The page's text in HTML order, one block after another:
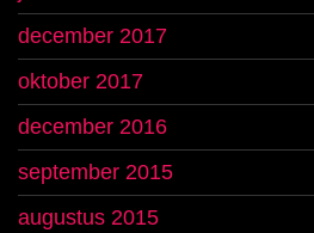
december 2017
oktober 2017
december 2016
september 2015
augustus 2015